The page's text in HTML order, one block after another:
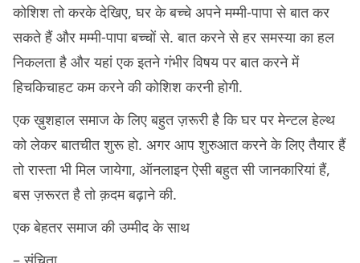
कोशिश तो करके देखिए, घर के बच्चे अपने मम्मी-पापा से बात कर
सकते हैं और मम्मी-पापा बच्चों से. बात करने से हर समस्या का हल
निकलता है और यहां एक इतने गंभीर विषय पर बात करने में
हिचकिचाहट कम करने की कोशिश करनी होगी.
एक ख़ुशहाल समाज के लिए बहुत ज़रूरी है कि घर पर मेन्टल हेल्थ
को लेकर बातचीत शुरू हो. अगर आप शुरुआत करने के लिए तैयार हैं
तो रास्ता भी मिल जायेगा, ऑनलाइन ऐसी बहुत सी जानकारियां हैं,
बस ज़रूरत है तो क़दम बढ़ाने की.
एक बेहतर समाज की उम्मीद के साथ